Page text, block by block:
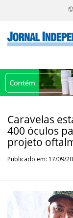
Caravelas
400 óculos
projeto
Publicado em: 17/09/